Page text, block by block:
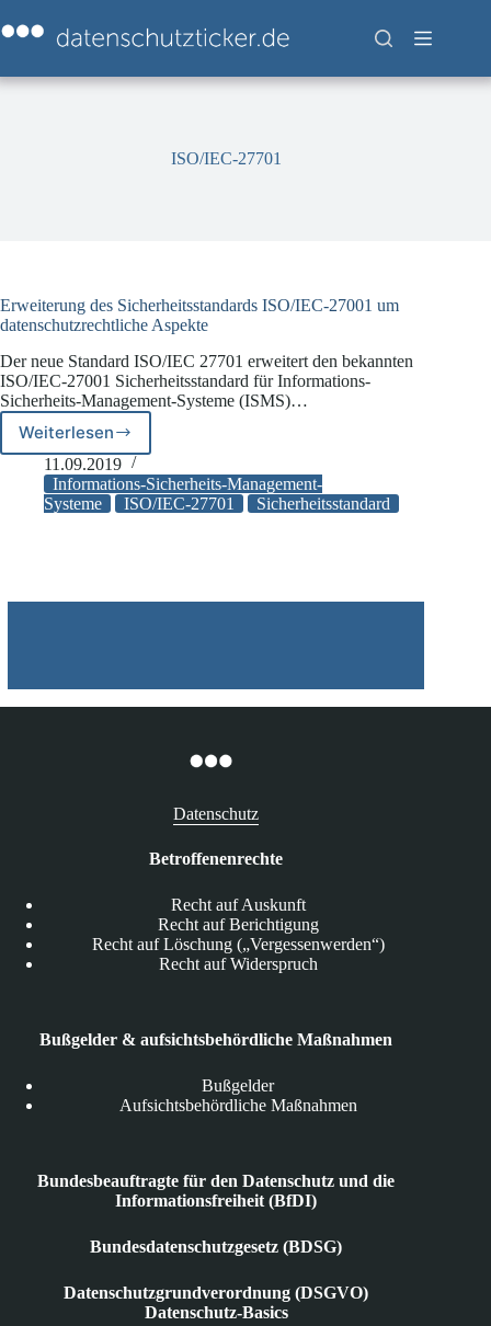
Inhalt
springen
ISO/IEC-27701
Erweiterung des Sicherheitsstandards ISO/IEC-27001 um
datenschutzrechtliche Aspekte
Der neue Standard ISO/IEC 27701 erweitert den bekannten
ISO/IEC-27001 Sicherheitsstandard für Informations-
Sicherheits-Management-Systeme (ISMS)…
WeiterlesenErweiterung
des
Sicherheitsstandards
ISO/IEC-
11.09.2019
Informations-Sicherheits-Management-
Systeme
ISO/IEC-27701 Sicherheitsstandard
Datenschutz
Betroffenenrechte
Recht auf Auskunft
Recht auf Berichtigung
Recht auf Löschung („Vergessenwerden“)
Recht auf Widerspruch
Bußgelder & aufsichtsbehördliche Maßnahmen
Bußgelder
Aufsichtsbehördliche Maßnahmen
Bundesbeauftragte für den Datenschutz und die
Informationsfreiheit (BfDI)
Bundesdatenschutzgesetz (BDSG)
Datenschutzgrundverordnung (DSGVO)
Datenschutz-Basics